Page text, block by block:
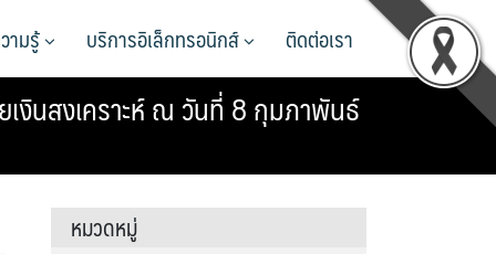
ามรู้ บริการอิเล็กทรอนิกส์ ติดต่อเรา
เงินสงเคราะห์ ณ วันที่ 8 กุมภาพันธ์
หมวดหมู่